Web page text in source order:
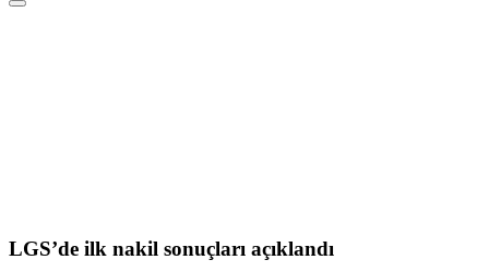
LGS’de ilk nakil sonuçları açıklandı